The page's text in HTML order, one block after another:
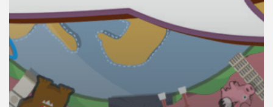
เกี่ยว
กับ
เรา